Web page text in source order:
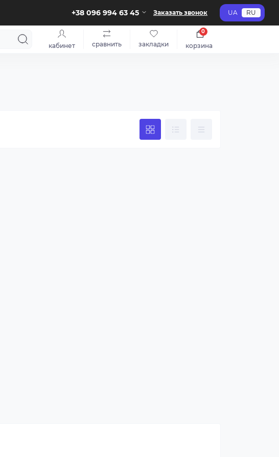
+38 096 994 63 45 Заказать звонок UA RU
кабинет сравнить закладки корзина
0